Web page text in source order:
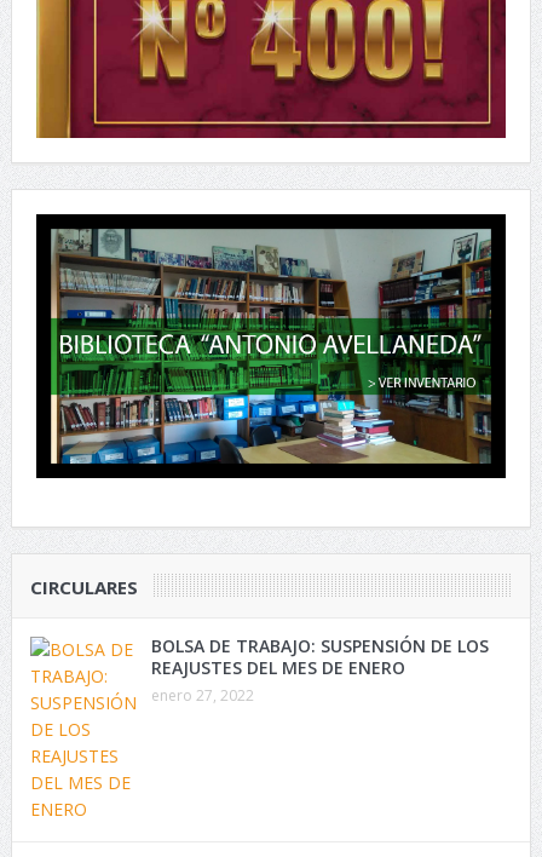
CIRCULARES
BOLSA DE TRABAJO: SUSPENSIÓN DE LOS
REAJUSTES DEL MES DE ENERO
enero 27, 2022